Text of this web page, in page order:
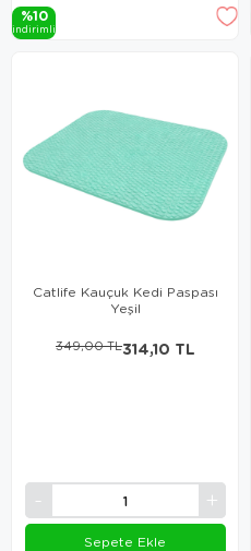
%10
i̇ndi̇ri̇mli̇
Catlife Kauçuk Kedi Paspası
Yeşil
314,10 TL
349,00 TL
Sepete Ekle